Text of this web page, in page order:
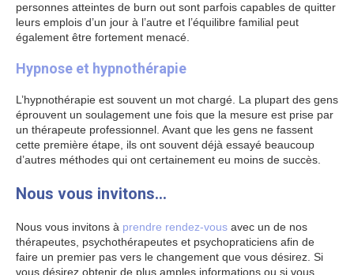
personnes atteintes de burn out sont parfois capables de quitter
leurs emplois d’un jour à l’autre et l’équilibre familial peut
également être fortement menacé.
Hypnose et hypnothérapie
L’hypnothérapie est souvent un mot chargé. La plupart des gens
éprouvent un soulagement une fois que la mesure est prise par
un thérapeute professionnel. Avant que les gens ne fassent
cette première étape, ils ont souvent déjà essayé beaucoup
d’autres méthodes qui ont certainement eu moins de succès.
Nous vous invitons…
Nous vous invitons à prendre rendez-vous avec un de nos
thérapeutes, psychothérapeutes et psychopraticiens afin de
faire un premier pas vers le changement que vous désirez. Si
vous désirez obtenir de plus amples informations ou si vous